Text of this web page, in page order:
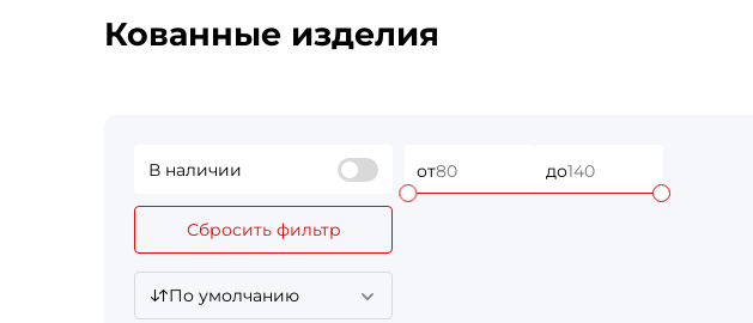
Кованные изделия
В наличии от до
Сбросить фильтр
По умолчанию